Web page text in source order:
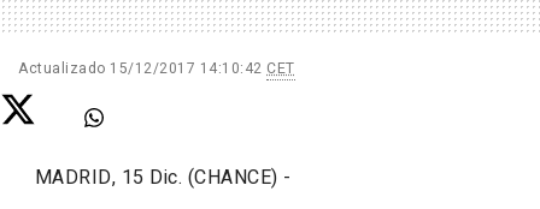
Actualizado 15/12/2017 14:10:42 CET
MADRID, 15 Dic. (CHANCE) -